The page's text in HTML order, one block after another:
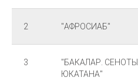
2 "АФРОСИАБ"
3
"БАКАЛАР. СЕНОТЫ
ЮКАТАНА"